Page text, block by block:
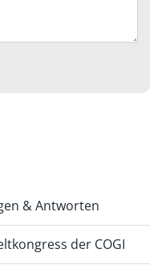
& Antworten
der COGI